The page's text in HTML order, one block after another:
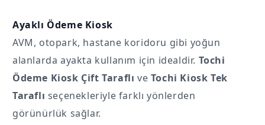
Ayaklı Ödeme Kiosk
AVM, otopark, hastane koridoru gibi yoğun
alanlarda ayakta kullanım için idealdir. Tochi
Ödeme Kiosk Çift Taraflı ve Tochi Kiosk Tek
Taraflı seçenekleriyle farklı yönlerden
görünürlük sağlar.